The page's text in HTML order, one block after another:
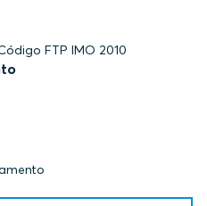
FTP IMO 2010